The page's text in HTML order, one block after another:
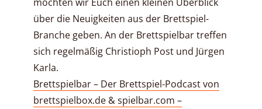
über die Neuigkeiten aus der Brettspiel-
Branche geben. An der Brettspielbar treffen
sich regelmäßig Christioph Post und Jürgen
Karla.
Brettspielbar – Der Brettspiel-Podcast von
brettspielbox.de & spielbar.com –